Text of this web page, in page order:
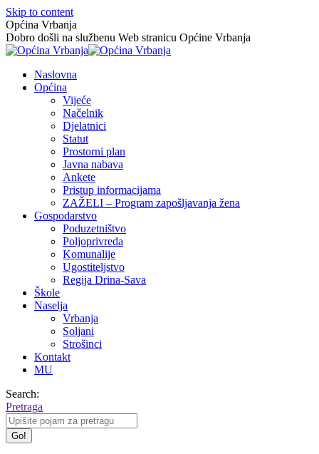
Skip to content
Općina Vrbanja
Dobro došli na službenu Web stranicu Općine Vrbanja
Naslovna
Općina
Vijeće
Načelnik
Djelatnici
Statut
Prostorni plan
Javna nabava
Ankete
Pristup informacijama
ZAŽELI – Program zapošljavanja žena
Gospodarstvo
Poduzetništvo
Poljoprivreda
Komunalije
Ugostiteljstvo
Regija Drina-Sava
Škole
Naselja
Vrbanja
Soljani
Strošinci
Kontakt
MU
Search:
Pretraga